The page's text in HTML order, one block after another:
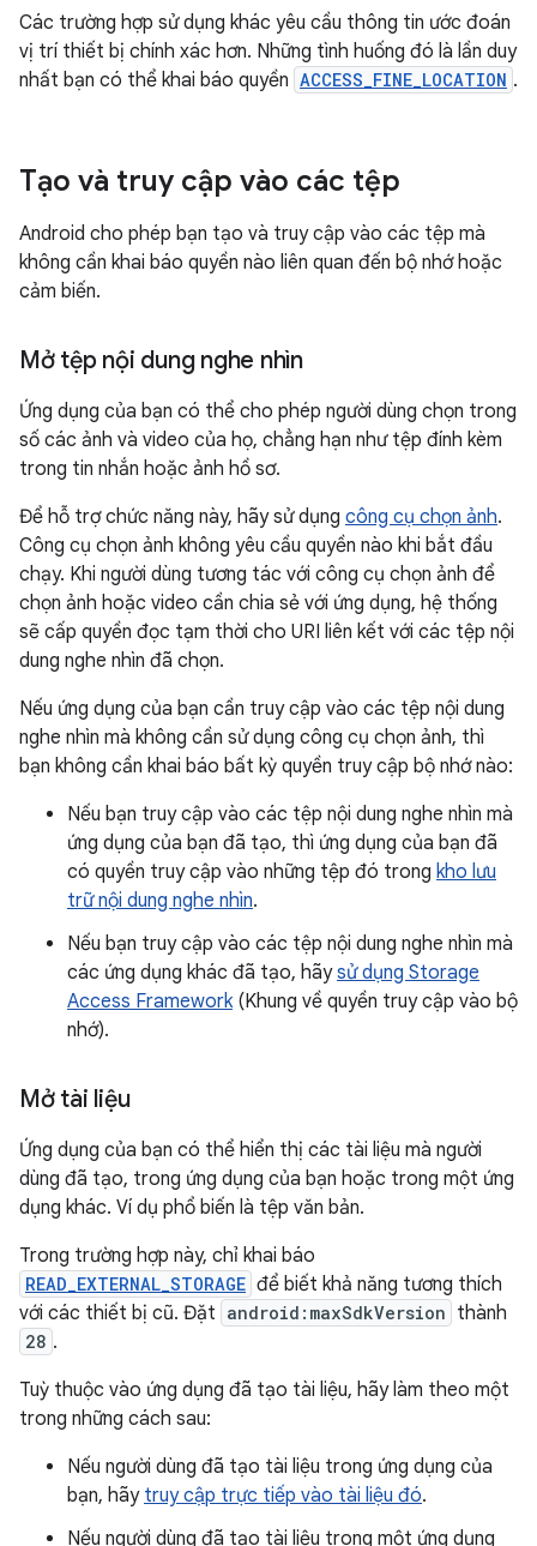
Các trường hợp sử dụng khác yêu cầu thông tin ước đoán
vị trí thiết bị chính xác hơn. Những tình huống đó là lần duy
nhất bạn có thể khai báo quyền ACCESS_FINE_LOCATION .
Tạo và truy cập vào các tệp
Android cho phép bạn tạo và truy cập vào các tệp mà
không cần khai báo quyền nào liên quan đến bộ nhớ hoặc
cảm biến.
Mở tệp nội dung nghe nhìn
Ứng dụng của bạn có thể cho phép người dùng chọn trong
số các ảnh và video của họ, chẳng hạn như tệp đính kèm
trong tin nhắn hoặc ảnh hồ sơ.
Để hỗ trợ chức năng này, hãy sử dụng công cụ chọn ảnh.
Công cụ chọn ảnh không yêu cầu quyền nào khi bắt đầu
chạy. Khi người dùng tương tác với công cụ chọn ảnh để
chọn ảnh hoặc video cần chia sẻ với ứng dụng, hệ thống
sẽ cấp quyền đọc tạm thời cho URI liên kết với các tệp nội
dung nghe nhìn đã chọn.
Nếu ứng dụng của bạn cần truy cập vào các tệp nội dung
nghe nhìn mà không cần sử dụng công cụ chọn ảnh, thì
bạn không cần khai báo bất kỳ quyền truy cập bộ nhớ nào:
Nếu bạn truy cập vào các tệp nội dung nghe nhìn mà
ứng dụng của bạn đã tạo, thì ứng dụng của bạn đã
có quyền truy cập vào những tệp đó trong kho lưu
trữ nội dung nghe nhìn.
Nếu bạn truy cập vào các tệp nội dung nghe nhìn mà
các ứng dụng khác đã tạo, hãysử dụng Storage
Access Framework(Khung về quyền truy cập vào bộ
nhớ).
Mở tài liệu
Ứng dụng của bạn có thể hiển thị các tài liệu mà người
dùng đã tạo, trong ứng dụng của bạn hoặc trong một ứng
dụng khác. Ví dụ phổ biến là tệp văn bản.
Trong trường hợp này, chỉ khai báo
READ_EXTERNAL_STORAGE để biết khả năng tương thích
với các thiết bị cũ. Đặt android:maxSdkVersion thành
28 .
Tuỳ thuộc vào ứng dụng đã tạo tài liệu, hãy làm theo một
trong những cách sau:
Nếu người dùng đã tạo tài liệu trong ứng dụng của
bạn, hãy truy cập trực tiếp vào tài liệu đó.
Nếu người dùng đã tạo tài liệu trong một ứng dụng